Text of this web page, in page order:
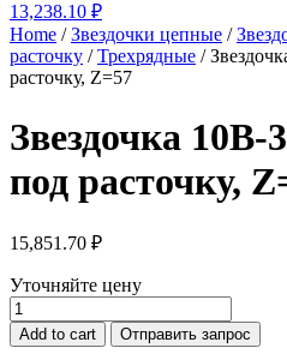
13,238.10 ₽
Home /Звездочки цепные /
расточку /Трехрядные /
расточку, Z=57
Звездочка 10B-
под расточку,
15,851.70 ₽
Уточняйте цену
Звездочка
10B-
3
Add to cart Отправить запрос